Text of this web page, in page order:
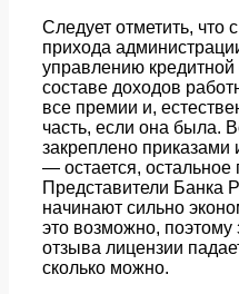
Следует отметить, что
прихода
управлению кредитной
составе доходов
все премии и,
часть, если она была.
закреплено
— остается, остальное
Представители Банка
начинают сильно
это возможно, поэтому
отзыва лицензии
сколько можно.